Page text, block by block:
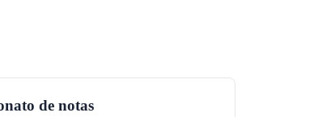
de notas